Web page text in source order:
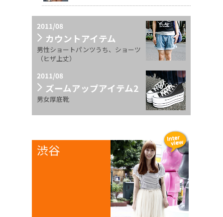
2011/08
カウントアイテム
男性ショートパンツうち、ショーツ
（ヒザ上丈）
2011/08
ズームアップアイテム2
男女厚底靴
渋谷